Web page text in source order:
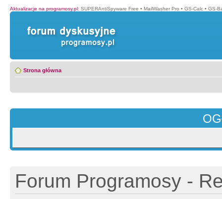
Aktualizacje na programosy.pl: SUPERAntiSpyware Free • MailWasher Pro • GS-Calc • GS-
Strona główna
Forum Programosy -